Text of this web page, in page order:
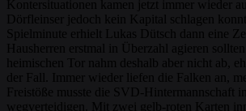
Kontersituationen kamen jetzt immer wieder
Dörfleinser jedoch kein Kapital schlagen
Spielminute erhielt Lukas Dütsch dann eine
Hausherren erstmal in Überzahl agieren
heimischen Tor nahm deshalb aber nicht ab,
der Fall. Immer wieder liefen die Falken an,
Freistöße musste die SVD-Hintermannschaft
wegverteidigen. Mit zwei gelb-roten Karten